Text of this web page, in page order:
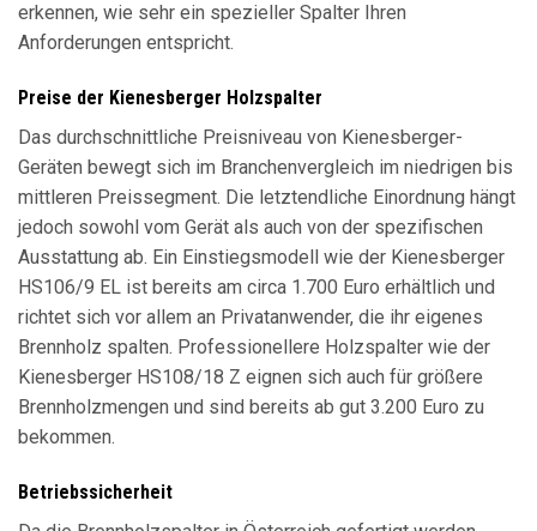
erkennen, wie sehr ein spezieller Spalter Ihren
Anforderungen entspricht.
Preise der Kienesberger Holzspalter
Das durchschnittliche Preisniveau von Kienesberger-
Geräten bewegt sich im Branchenvergleich im niedrigen bis
mittleren Preissegment. Die letztendliche Einordnung hängt
jedoch sowohl vom Gerät als auch von der spezifischen
Ausstattung ab. Ein Einstiegsmodell wie der Kienesberger
HS106/9 EL ist bereits am circa 1.700 Euro erhältlich und
richtet sich vor allem an Privatanwender, die ihr eigenes
Brennholz spalten. Professionellere Holzspalter wie der
Kienesberger HS108/18 Z eignen sich auch für größere
Brennholzmengen und sind bereits ab gut 3.200 Euro zu
bekommen.
Betriebssicherheit